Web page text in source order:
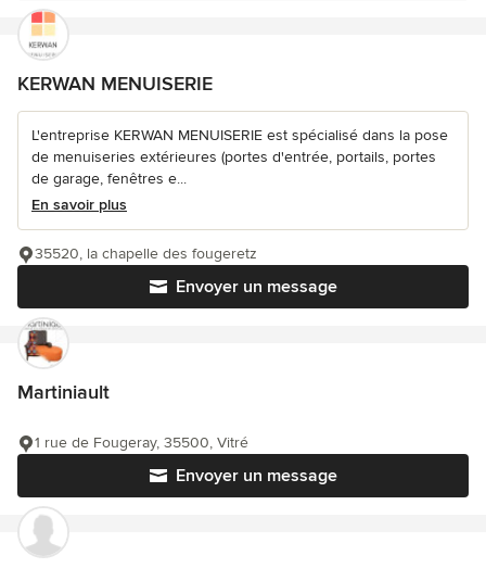
KERWAN MENUISERIE
L'entreprise KERWAN MENUISERIE est spécialisé dans la pose
de menuiseries extérieures (portes d'entrée, portails, portes
de garage, fenêtres e...
En savoir plus
Envoyer un message
35520, la chapelle des fougeretz
Martiniault
Envoyer un message
1 rue de Fougeray, 35500, Vitré